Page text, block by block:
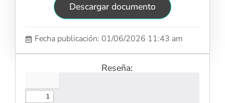
Descargar documento
Fecha publicación: 01/06/2026 11:43 am
Reseña: